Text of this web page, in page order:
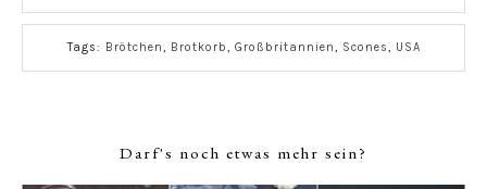
Tags: Brötchen, Brotkorb, Großbritannien, Scones, USA
Darf's noch etwas mehr sein?